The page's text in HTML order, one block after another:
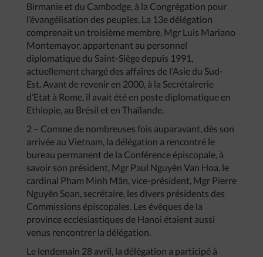
Birmanie et du Cambodge, à la Congrégation pour
l’évangélisation des peuples. La 13e délégation
comprenait un troisième membre, Mgr Luis Mariano
Montemayor, appartenant au personnel
diplomatique du Saint-Siège depuis 1991,
actuellement chargé des affaires de l’Asie du Sud-
Est. Avant de revenir en 2000, à la Secrétairerie
d’Etat à Rome, il avait été en poste diplomatique en
Ethiopie, au Brésil et en Thaïlande.
2 – Comme de nombreuses fois auparavant, dès son
arrivée au Vietnam, la délégation a rencontré le
bureau permanent de la Conférence épiscopale, à
savoir son président, Mgr Paul Nguyên Van Hoa, le
cardinal Pham Minh Mân, vice-président, Mgr Pierre
Nguyên Soan, secrétaire, les divers présidents des
Commissions épiscopales. Les évêques de la
province ecclésiastiques de Hanoi étaient aussi
venus rencontrer la délégation.
Le lendemain 28 avril, la délégation a participé à